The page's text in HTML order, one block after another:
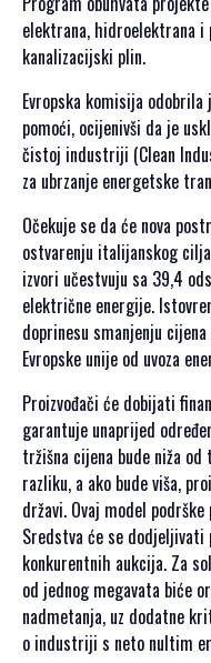
SPONZORSTVO
POKROVITELJI I
SPONZORI SET
2026
POKROVITELJI I
SPONZORI SET
POKROVITELJI I
SPONZORI SET
2024
POKROVITELJI I
SPONZORI SET
2023
POKROVITELJI I
SPONZORI SET
2022
POKROVITELJI I
SPONZORI SET
2021
POKROVITELJI I
SPONZORI SET
2020
PORTFOLIO SET
elektrana, hidroelektrana
kanalizacijski plin.
Evropska komisija
pomoći, ocijenivši da je
čistoj industriji (Clean
za ubrzanje energetske
Očekuje se da će nova
ostvarenju italijanskog
izvori učestvuju sa 39,4
električne energije.
doprinesu smanjenju
Evropske unije od uvoza
Proizvođači će dobijati
garantuje unaprijed
tržišna cijena bude niža
razliku, a ako bude viša,
državi. Ovaj model
Sredstva će se
konkurentnih aukcija. Za
od jednog megavata biće
nadmetanja, uz dodatne
o industriji s neto nultim